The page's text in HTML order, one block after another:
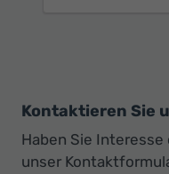
Kontaktieren Sie
Haben Sie Interesse
unser